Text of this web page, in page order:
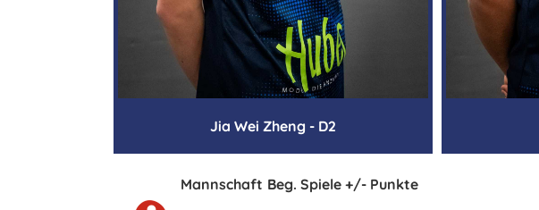
Jia Wei Zheng - D2
Mannschaft Beg. Spiele +/- Punkte